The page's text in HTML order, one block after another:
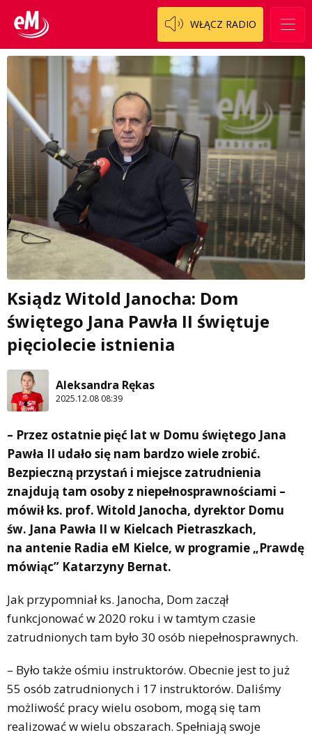
WŁĄCZ RADIO
Ksiądz Witold Janocha: Dom
świętego Jana Pawła II świętuje
pięciolecie istnienia
Aleksandra Rękas
2025.12.08 08:39
– Przez ostatnie pięć lat w Domu świętego Jana
Pawła II udało się nam bardzo wiele zrobić.
Bezpieczną przystań i miejsce zatrudnienia
znajdują tam osoby z niepełnosprawnościami –
mówił ks. prof. Witold Janocha, dyrektor Domu
św. Jana Pawła II w Kielcach Pietraszkach,
na antenie Radia eM Kielce, w programie „Prawdę
mówiąc” Katarzyny Bernat.
Jak przypomniał ks. Janocha, Dom zaczął
funkcjonować w 2020 roku i w tamtym czasie
zatrudnionych tam było 30 osób niepełnosprawnych.
– Było także ośmiu instruktorów. Obecnie jest to już
55 osób zatrudnionych i 17 instruktorów. Daliśmy
możliwość pracy wielu osobom, mogą się tam
realizować w wielu obszarach. Spełniają swoje